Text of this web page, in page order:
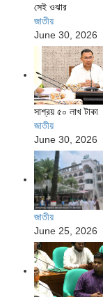
সেই ওঝার
জাতীয়
June 30, 2026
সাশ্রয় ৫০ লাখ টাকা
জাতীয়
June 30, 2026
জাতীয়
June 25, 2026